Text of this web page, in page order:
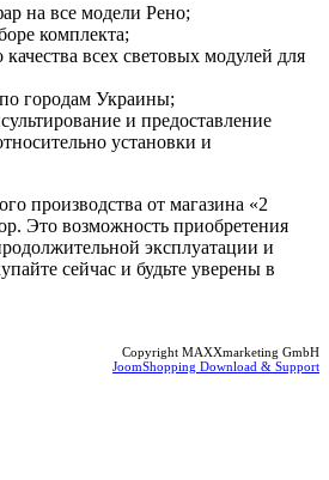
на все модели Рено;
комплекта;
качества всех световых модулей для
по городам Украины;
и предоставление
установки и
производства от магазина «2
Это возможность приобретения
эксплуатации и
сейчас и будьте уверены в
Copyright MAXXmarketing GmbH
JoomShopping Download & Support